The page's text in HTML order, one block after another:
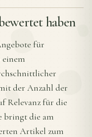
haben
für
einem
der Anzahl der
Relevanz für die
bringt die am
Artikel zum